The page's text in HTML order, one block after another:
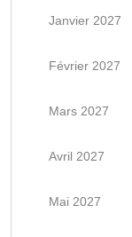
Janvier 2027
Février 2027
Mars 2027
Avril 2027
Mai 2027